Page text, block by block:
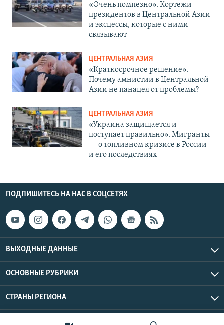
«Очень помпезно». Кортежи
президентов в Центральной Азии
и эксцессы, которые с ними
связывают
ЦЕНТРАЛЬНАЯ АЗИЯ
«Краткосрочное решение».
Почему амнистии в Центральной
Азии не панацея от проблемы?
ЦЕНТРАЛЬНАЯ АЗИЯ
«Украина защищается и
поступает правильно». Мигранты
— о топливном кризисе в России
и его последствиях
ПОДПИШИТЕСЬ НА НАС В СОЦСЕТЯХ
ВЫХОДНЫЕ ДАННЫЕ
ОСНОВНЫЕ РУБРИКИ
СТРАНЫ РЕГИОНА